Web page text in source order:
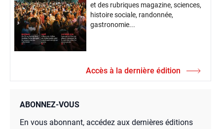
et des rubriques magazine, sciences,
histoire sociale, randonnée,
gastronomie...
Accès à la dernière édition
ABONNEZ-VOUS
En vous abonnant, accédez aux dernières éditions